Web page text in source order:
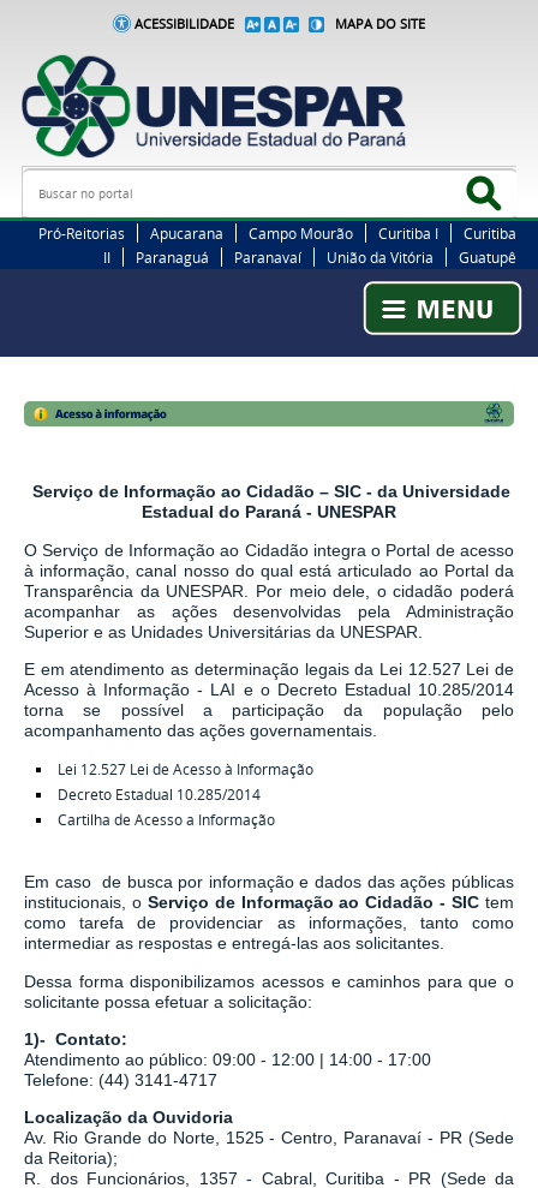
ACESSIBILIDADE MAPA DO SITE
Busca
Pró-Reitorias Apucarana Campo Mourão Curitiba I
Curitiba
II
Paranaguá Paranavaí União da Vitória Guatupê
Serviço de Informação ao Cidadão – SIC - da Universidade
Estadual do Paraná - UNESPAR
O Serviço de Informação ao Cidadão integra o Portal de acesso
à informação, canal nosso do qual está articulado ao Portal da
Transparência da UNESPAR. Por meio dele, o cidadão poderá
acompanhar as ações desenvolvidas pela Administração
Superior e as Unidades Universitárias da UNESPAR.
E em atendimento as determinação legaisda Lei 12.527 Lei de
Acesso à Informação - LAI e o Decreto Estadual 10.285/2014
torna se possível a participação da população pelo
acompanhamento das ações governamentais.
Lei 12.527 Lei de Acesso à Informação
Decreto Estadual 10.285/2014
Cartilha de Acesso a Informação
Em caso de busca por informação e dados das ações públicas
institucionais, o Serviço de Informação ao Cidadão - SICtem
como tarefa de
providenciar as informações, tanto como
intermediar as respostas e entregá-las aos solicitantes.
Dessa forma disponibilizamos acessos e caminhos para que o
solicitante possa efetuar a solicitação:
1)- Contato:
Atendimento ao público: 09:00 - 12:00 | 14:00 - 17:00
Telefone: (44) 3141-4717
Localização da Ouvidoria
Av. Rio Grande do Norte, 1525 - Centro, Paranavaí - PR (Sede
da Reitoria);
R. dos Funcionários, 1357 - Cabral, Curitiba - PR (Sede da